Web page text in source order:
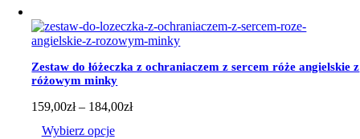
Zestaw do łóżeczka z ochraniaczem z sercem róże angielskie z
różowym minky
159,00zł – 184,00złZakres
Wybierz opcje